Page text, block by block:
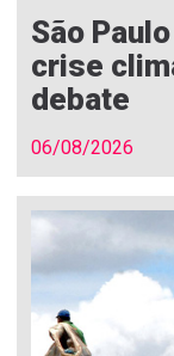
São
crise
debate
06/08/2026